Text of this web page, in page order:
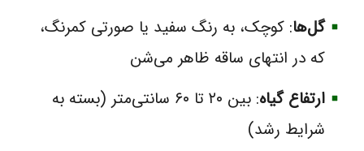
گل‌ها: کوچک، به رنگ سفید یا صورتی کمرنگ،
که در انتهای ساقه ظاهر می‌شن
ارتفاع گیاه
: بین ۲۰ تا ۶۰ سانتی‌متر (بسته به
شرایط رشد)